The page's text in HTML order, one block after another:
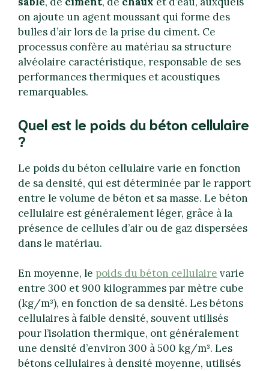
on ajoute un agent moussant qui forme des
bulles d’air lors de la prise du ciment. Ce
processus confère au matériau sa structure
alvéolaire caractéristique, responsable de ses
performances thermiques et acoustiques
remarquables.
Quel est le poids du béton cellulaire
?
Le poids du béton cellulaire varie en fonction
de sa densité, qui est déterminée par le rapport
entre le volume de béton et sa masse. Le béton
cellulaire est généralement léger, grâce à la
présence de cellules d’air ou de gaz dispersées
dans le matériau.
En moyenne, le poids du béton cellulaire varie
entre 300 et 900 kilogrammes par mètre cube
(kg/m³), en fonction de sa densité. Les bétons
cellulaires à faible densité, souvent utilisés
pour l’isolation thermique, ont généralement
une densité d’environ 300 à 500 kg/m³. Les
bétons cellulaires à densité moyenne, utilisés